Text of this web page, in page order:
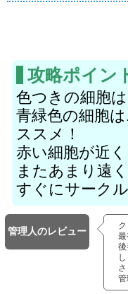
攻略ポイン
色つきの細胞
青緑色の細胞
ススメ！
赤い細胞が近
またあまり遠
すぐにサーク
管理人のレビュー
最
し
管